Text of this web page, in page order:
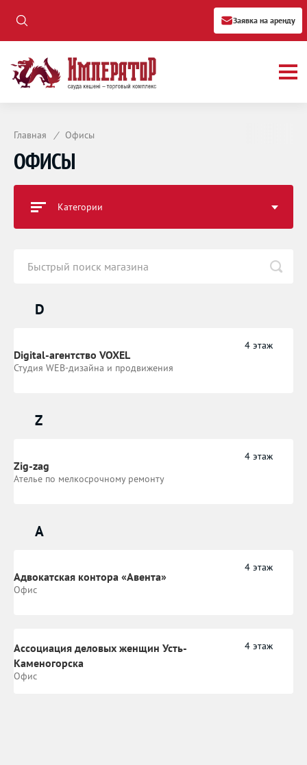
Заявка на аренду
Главная / Офисы
ОФИСЫ
Категории
D
Digital-агентство VOXEL
Студия WEB-дизайна и продвижения
4 этаж
Z
Zig-zag
Ателье по мелкосрочному ремонту
4 этаж
А
Адвокатская контора «Авента»
Офис
4 этаж
Ассоциация деловых женщин Усть-
Каменогорска
Офис
4 этаж